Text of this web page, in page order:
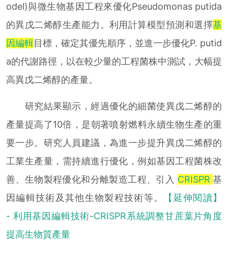
odel)與微生物基因工程來優化Pseudomonas putida
的異戊二烯醇生產能力。利用計算模型預測和選擇基
因編輯目標，確定其優先順序，並進一步優化P. putid
a的代謝路徑，以在較少量的工程菌株中測試，大幅提
高異戊二烯醇的產量。
研究結果顯示，經過優化的細菌使異戊二烯醇的
產量提高了10倍，是朝著噴射燃料永續生物生產的重
要一步。研究人員建議，為進一步提升異戊二烯醇的
工業生產量，需持續進行優化，例如基因工程菌株改
善、生物製程優化和分離製造工程、引入 CRISPR基
因編輯技術及其他生物製程技術等。
【延伸閱讀】
- 利用基因編輯技術-CRISPR系統調整甘蔗葉片角度
提高生物質產量